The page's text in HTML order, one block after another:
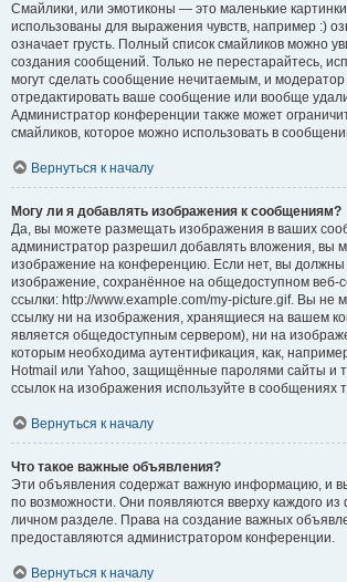
Смайлики, или эмотиконы — это маленькие
использованы для выражения чувств, например :)
означает грусть. Полный список смайликов можно
создания сообщений. Только не перестарайтесь,
могут сделать сообщение нечитаемым, и
отредактировать ваше сообщение или вообще
Администратор конференции также может
смайликов, которое можно использовать в
Вернуться к началу
Могу ли я добавлять изображения к сообщениям?
Да, вы можете размещать изображения в ваших
администратор разрешил добавлять вложения, вы
изображение на конференцию. Если нет, вы должны
изображение, сохранённое на общедоступном веб-
ссылки: http://www.example.com/my-picture.gif. Вы не
ссылку ни на изображения, хранящиеся на вашем
является общедоступным сервером), ни на
которым необходима аутентификация, как,
Hotmail или Yahoo, защищённые паролями сайты и
ссылок на изображения используйте в сообщениях
Вернуться к началу
Что такое важные объявления?
Эти объявления содержат важную информацию, и
по возможности. Они появляются вверху каждого
личном разделе. Права на создание важных
предоставляются администратором конференции.
Вернуться к началу